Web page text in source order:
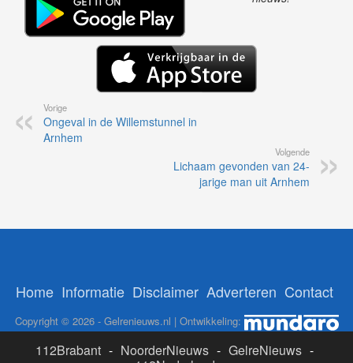
Vorige
Ongeval in de Willemstunnel in
Arnhem
Volgende
Lichaam gevonden van 24-
jarige man uit Arnhem
Home Informatie Disclaimer Adverteren Contact
Copyright © 2026 - Gelrenieuws.nl | Ontwikkeling:
112Brabant - NoorderNieuws - GelreNieuws -